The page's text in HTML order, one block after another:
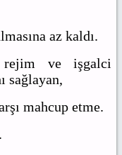
az kaldı.
ve işgalci
sağlayan,
mahcup etme.